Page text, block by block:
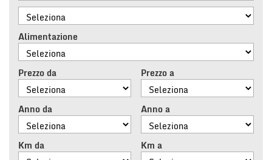
Alimentazione
Prezzo da Prezzo a
Anno da Anno a
Km da Km a
consenso
alle
tecnologie
di
tracciamento
che
adottiamo
per
offrire
le
funzionalità
e
svolgere